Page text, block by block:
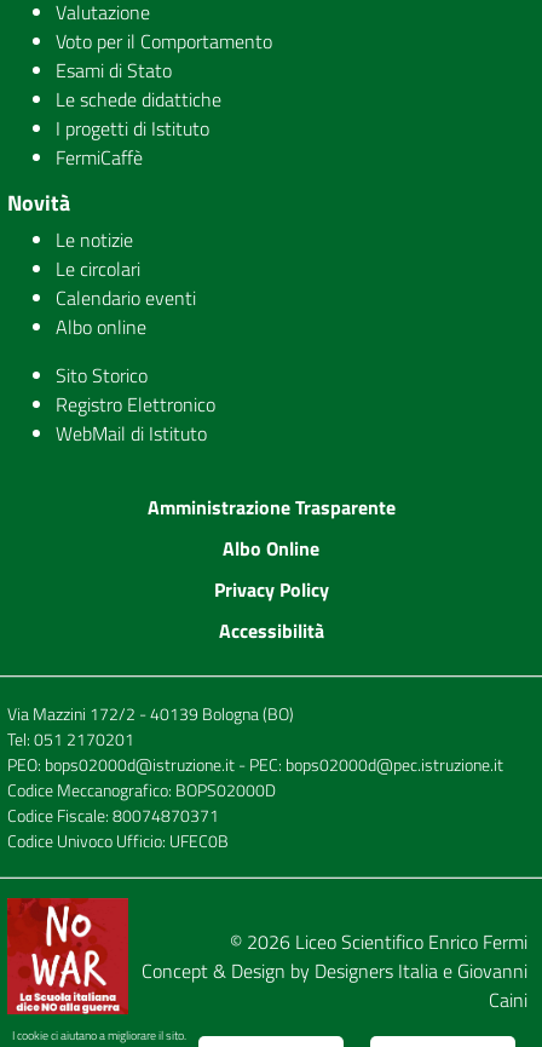
Valutazione
Voto per il Comportamento
Esami di Stato
Le schede didattiche
I progetti di Istituto
FermiCaffè
Novità
Le notizie
Le circolari
Calendario eventi
Albo online
Sito Storico
Registro Elettronico
WebMail di Istituto
Amministrazione Trasparente
Albo Online
Privacy Policy
Accessibilità
Via Mazzini 172/2 - 40139 Bologna (BO)
Tel:051 2170201
PEO: bops02000d@istruzione.it- PEC: bops02000d@pec.istruzione.it
Codice Meccanografico: BOPS02000D
Codice Fiscale: 80074870371
Codice Univoco Ufficio: UFEC0B
© 2026 Liceo Scientifico Enrico Fermi
Concept & Design by Designers Italiae Giovanni
Caini
I cookie ci aiutano a migliorare il sito.